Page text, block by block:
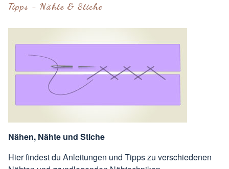
Tipps - Nähte & Stiche
Nähen, Nähte und Stiche
Hier findest du Anleitungen und Tipps zu verschiedenen